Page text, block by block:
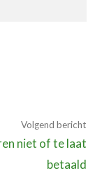
Volgend bericht
niet of te laat
betaald